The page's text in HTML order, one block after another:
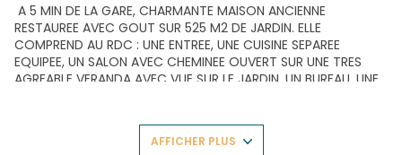
A 5 MIN DE LA GARE, CHARMANTE MAISON ANCIENNE
RESTAUREE AVEC GOUT SUR 525 M2 DE JARDIN. ELLE
COMPREND AU RDC : UNE ENTREE, UNE CUISINE SEPAREE
EQUIPEE, UN SALON AVEC CHEMINEE OUVERT SUR UNE TRES
AGREABLE VERANDA AVEC VUE SUR LE JARDIN, UN BUREAU, UNE
LES COMBLES : DEUX CHAMBRES PARQUETEES;
LES PLUS : CHAUDIERE FRISQUET DE 2018, TOUTES LES
AFFICHER PLUS